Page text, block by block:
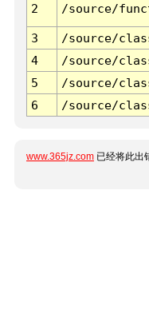
2 /source/
3 /source/
4
/source/
5
/source/
6
/source/
www.365jz.com 已经将此出